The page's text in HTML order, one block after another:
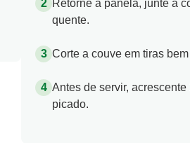
Retorne a panela, junte a
quente.
Corte a couve em tiras
Antes de servir,
picado.